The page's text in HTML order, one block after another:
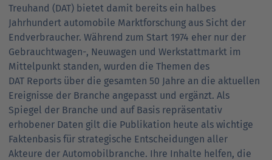
Treuhand (DAT) bietet damit bereits ein halbes
Jahrhundert automobile Marktforschung aus Sicht der
Endverbraucher. Während zum Start 1974 eher nur der
Gebrauchtwagen-, Neuwagen und Werkstattmarkt im
Mittelpunkt standen, wurden die Themen des
DAT Reports über die gesamten 50 Jahre an die aktuellen
Ereignisse der Branche angepasst und ergänzt. Als
Spiegel der Branche und auf Basis repräsentativ
erhobener Daten gilt die Publikation heute als wichtige
Faktenbasis für strategische Entscheidungen aller
Akteure der Automobilbranche. Ihre Inhalte helfen, die